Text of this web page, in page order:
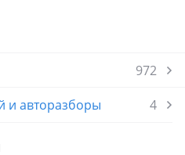
972
и авторазборы
4